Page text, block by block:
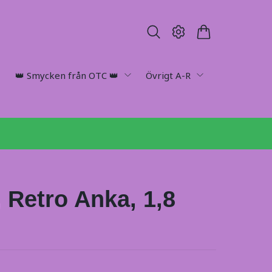
👑 Smycken från OTC 👑
Övrigt A-R
Retro Anka, 1,8